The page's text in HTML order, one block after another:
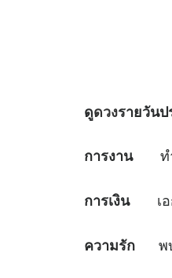
ดูดวงรายวันป
การงานทำง
การเงินเอกส
ความรัก พบ